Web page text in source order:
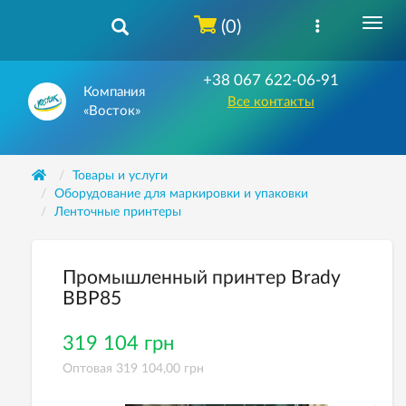
Компания
«Восток»
+38 067 622-06-91
Все контакты
(0)
Товары и услуги
Оборудование для маркировки и упаковки
Ленточные принтеры
Промышленный принтер Brady
BBP85
319 104 грн
Оптовая 319 104,00 грн